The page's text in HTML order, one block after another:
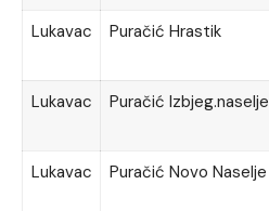
Lukavac
Puračić Hrastik
Lukavac
Puračić Izbjeg.naselje
Lukavac
Puračić Novo Naselje